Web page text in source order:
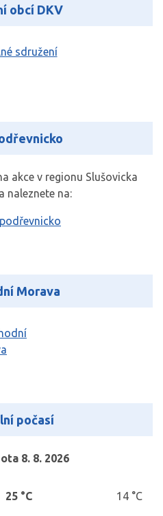
obcí DKV
akce v regionu Slušovicka
naleznete na:
Morava
počasí
8. 8. 2026
25 °C 14 °C